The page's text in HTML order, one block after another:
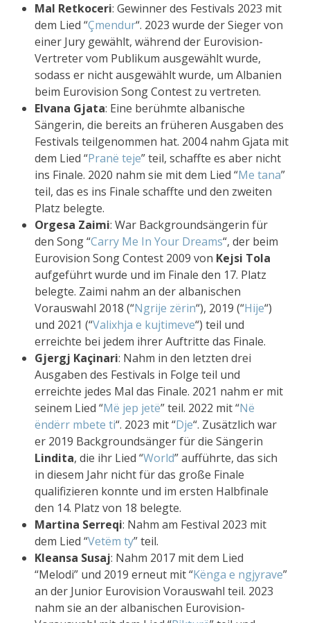
Mal Retkoceri: Gewinner des Festivals 2023 mit
dem Lied “Çmendur“. 2023 wurde der Sieger von
einer Jury gewählt, während der Eurovision-
Vertreter vom Publikum ausgewählt wurde,
sodass er nicht ausgewählt wurde, um Albanien
beim Eurovision Song Contest zu vertreten.
Elvana Gjata: Eine berühmte albanische
Sängerin, die bereits an früheren Ausgaben des
Festivals teilgenommen hat. 2004 nahm Gjata mit
dem Lied “Pranë teje” teil, schaffte es aber nicht
ins Finale. 2020 nahm sie mit dem Lied “Me tana”
teil, das es ins Finale schaffte und den zweiten
Platz belegte.
Orgesa Zaimi: War Backgroundsängerin für
den Song “Carry Me In Your Dreams“, der beim
Eurovision Song Contest 2009 von Kejsi Tola
aufgeführt wurde und im Finale den 17. Platz
belegte. Zaimi nahm an der albanischen
Vorauswahl 2018 (“Ngrije zërin“), 2019 (“Hije“)
und 2021 (“Valixhja e kujtimeve“) teil und
erreichte bei jedem ihrer Auftritte das Finale.
Gjergj Kaçinari: Nahm in den letzten drei
Ausgaben des Festivals in Folge teil und
erreichte jedes Mal das Finale. 2021 nahm er mit
seinem Lied “Më jep jetë” teil. 2022 mit “Në
ëndërr mbete ti“. 2023 mit “Dje“. Zusätzlich war
er 2019 Backgroundsänger für die Sängerin
Lindita, die ihr Lied “World” aufführte, das sich
in diesem Jahr nicht für das große Finale
qualifizieren konnte und im ersten Halbfinale
den 14. Platz von 18 belegte.
Martina Serreqi: Nahm am Festival 2023 mit
dem Lied “Vetëm ty” teil.
Kleansa Susaj: Nahm 2017 mit dem Lied
“Melodi” und 2019 erneut mit “Kënga e ngjyrave”
an der Junior Eurovision Vorauswahl teil. 2023
nahm sie an der albanischen Eurovision-